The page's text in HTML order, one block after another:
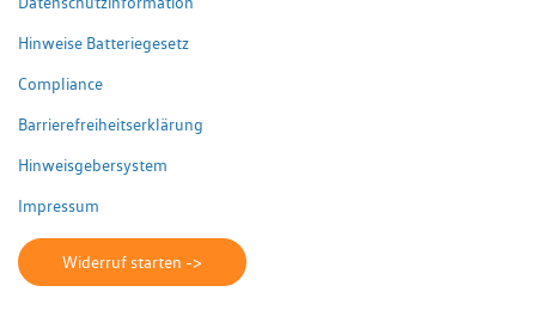
Hinweise Batteriegesetz
Compliance
Barrierefreiheitserklärung
Hinweisgebersystem
Impressum
Widerruf starten ->